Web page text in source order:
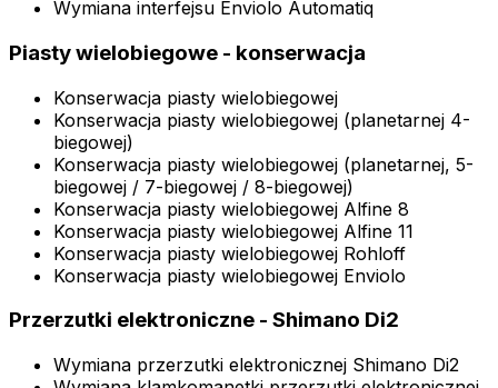
Wymiana interfejsu Enviolo Automatiq
Piasty wielobiegowe - konserwacja
Konserwacja piasty wielobiegowej
Konserwacja piasty wielobiegowej (planetarnej 4-
biegowej)
Konserwacja piasty wielobiegowej (planetarnej, 5-
biegowej / 7-biegowej / 8-biegowej)
Konserwacja piasty wielobiegowej Alfine 8
Konserwacja piasty wielobiegowej Alfine 11
Konserwacja piasty wielobiegowej Rohloff
Konserwacja piasty wielobiegowej Enviolo
Przerzutki elektroniczne - Shimano Di2
Wymiana przerzutki elektronicznej Shimano Di2